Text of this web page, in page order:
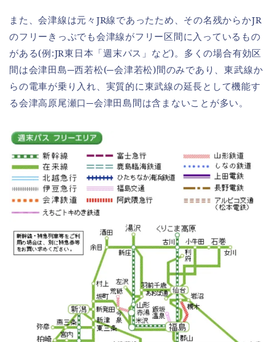
また、会津線は元々JR線であったため、その名残からかJR
のフリーきっぷでも会津線がフリー区間に入っているもの
がある(例:JR東日本「週末パス」など)。多くの場合有効区
間は会津田島─西若松(─会津若松)間のみであり、東武線か
らの電車が乗り入れ、実質的に東武線の延長として機能す
る会津高原尾瀬口─会津田島間は含まないことが多い。